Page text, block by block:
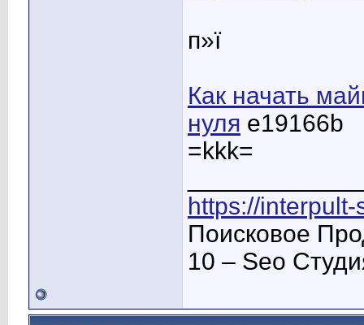
п»ї
Как начать
нуля e19166b
=kkk=
https://
Поисковое
10 – Seo